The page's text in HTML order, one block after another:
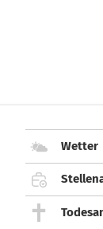
Wetter